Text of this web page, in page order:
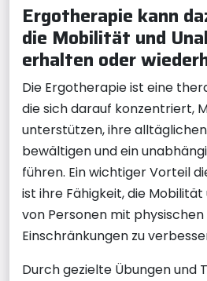
Ergotherapie kann
die Mobilität und
erhalten oder
Die Ergotherapie ist eine
die sich darauf konzentriert,
unterstützen, ihre
bewältigen und ein
führen. Ein wichtiger Vorteil
ist ihre Fähigkeit, die
von Personen mit
Einschränkungen zu
Durch gezielte Übungen und